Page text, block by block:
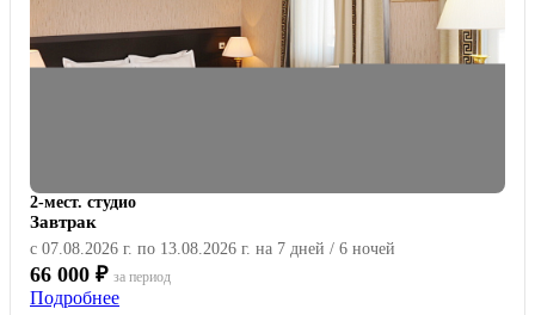
2-мест. студио
Завтрак
с 07.08.2026 г. по 13.08.2026 г. на 7 дней / 6 ночей
66 000 ₽ за период
Подробнее